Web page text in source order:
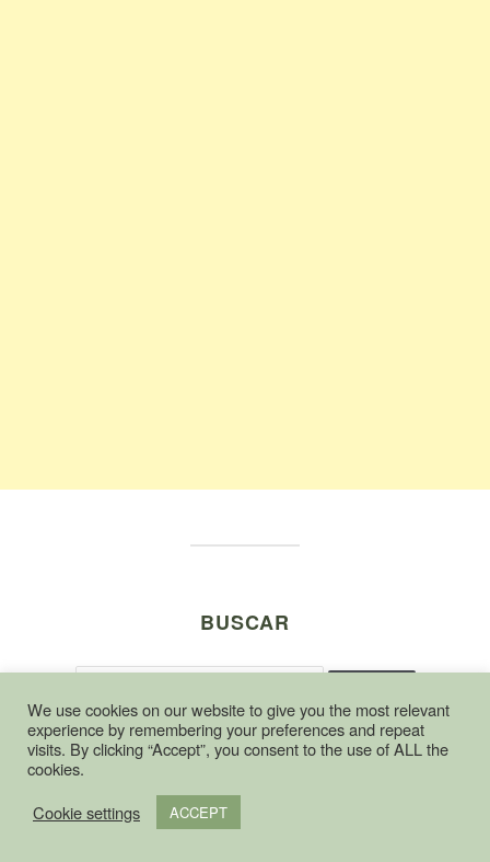
BUSCAR
We use cookies on our website to give you the most relevant
experience by remembering your preferences and repeat
visits. By clicking “Accept”, you consent to the use of ALL the
cookies.
Cookie settings
ACCEPT